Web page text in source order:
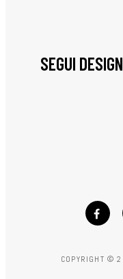
SEGUI
COPYRIGHT ©